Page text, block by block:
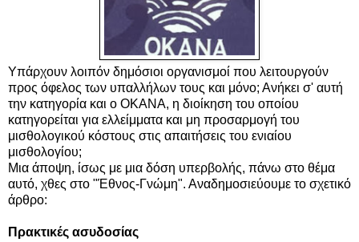
Υπάρχουν λοιπόν δημόσιοι οργανισμοί που λειτουργούν
προς όφελος των υπαλλήλων τους και μόνο; Ανήκει σ' αυτή
την κατηγορία και ο ΟΚΑΝΑ, η διοίκηση του οποίου
κατηγορείται για ελλείμματα και μη προσαρμογή του
μισθολογικού κόστους στις απαιτήσεις του ενιαίου
μισθολογίου;
Μια άποψη, ίσως με μια δόση υπερβολής, πάνω στο θέμα
αυτό, χθες στο "Έθνος-Γνώμη". Αναδημοσιεύουμε το σχετικό
άρθρο:
Πρακτικές ασυδοσίας